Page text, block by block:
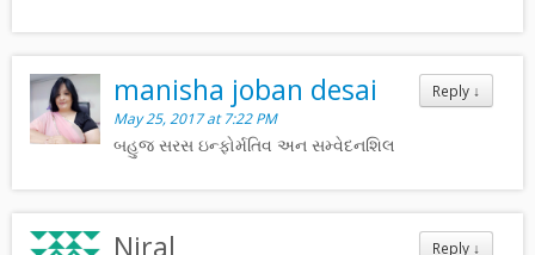
Reply ↓
manisha joban desai
May 25, 2017 at 7:22 PM
બહુજ સરસ ઇન્ફોર્મતિવ અન સમ્વેદનશિલ
Reply ↓
Niral